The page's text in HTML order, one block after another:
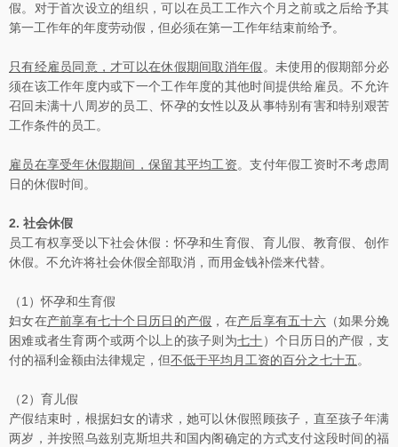
假。对于首次设立的组织，可以在员工工作六个月之前或之后给予其
第一工作年的年度劳动假，但必须在第一工作年结束前给予。
只有经雇员同意，才可以在休假期间取消年假 。未使用的假期部分必
须在该工作年度内或下一个工作年度的其他时间提供给雇员。不允许
召回未满十八周岁的员工、怀孕的女性以及从事特别有害和特别艰苦
工作条件的员工。
雇员在享受年休假期间，保留其平均工资。支付年假工资时不考虑周
日的休假时间。
2. 社会休假
员工有权享受以下社会休假：怀孕和生育假、育儿假、教育假、创作
休假。不允许将社会休假全部取消，而用金钱补偿来代替。
（1）怀孕和生育假
妇女在产前享有七十个日历日的产假 ，在产后享有五十六（如果分娩
困难或者生育两个或两个以上的孩子则为七十）个日历日的产假，支
付的福利金额由法律规定，但不低于平均月工资的百分之七十五。
（2）育儿假
产假结束时，根据妇女的请求，她可以休假照顾孩子，直至孩子年满
两岁，并按照乌兹别克斯坦共和国内阁确定的方式支付这段时间的福